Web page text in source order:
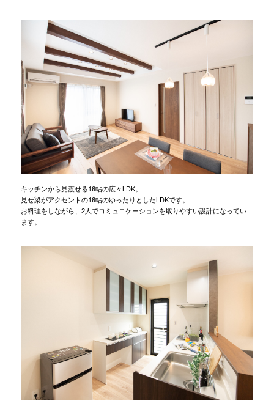
キッチンから見渡せる16帖の広々LDK。
見せ梁がアクセントの16帖のゆったりとしたLDKです。
お料理をしながら、2人でコミュニケーションを取りやすい設計になってい
ます。